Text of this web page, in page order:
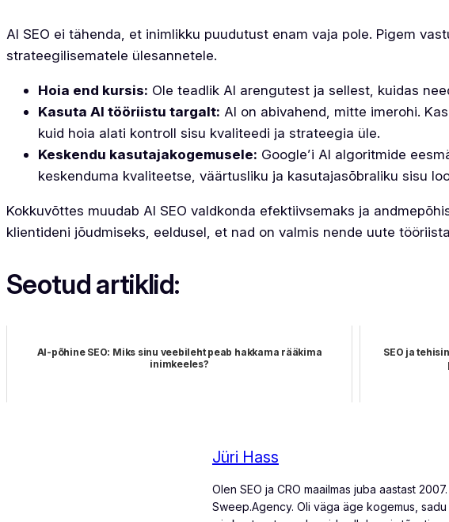
AI SEO ei tähenda, et inimlikku puudutust enam vaja pole. Pigem
strateegilisematele ülesannetele.
Hoia end kursis: Ole teadlik AI arengutest ja sellest, kuidas
Kasuta AI tööriistu targalt: AI on abivahend, mitte imerohi.
kuid hoia alati kontroll sisu kvaliteedi ja strateegia üle.
Keskendu kasutajakogemusele: Google’i AI algoritmide
keskenduma kvaliteetse, väärtusliku ja kasutajasõbraliku sisu
Kokkuvõttes muudab AI SEO valdkonda efektiivsemaks ja
klientideni jõudmiseks, eeldusel, et nad on valmis nende uute
Seotud artiklid:
AI-põhine SEO: Miks sinu veebileht peab hakkama rääkima
inimkeeles?
SEO ja
Jüri Hass
Olen SEO ja CRO maailmas juba aastast
Sweep.Agency. Oli väga äge kogemus,